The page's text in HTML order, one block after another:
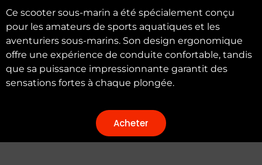
Ce scooter sous-marin a été spécialement conçu
pour les amateurs de sports aquatiques et les
aventuriers sous-marins. Son design ergonomique
offre une expérience de conduite confortable, tandis
que sa puissance impressionnante garantit des
sensations fortes à chaque plongée.
Acheter